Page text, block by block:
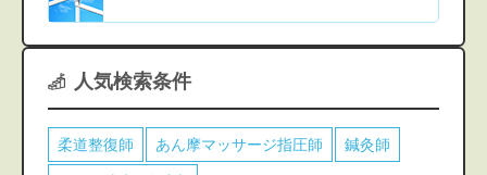
人気検索条件
柔道整復師 あん摩マッサージ指圧師 鍼灸師